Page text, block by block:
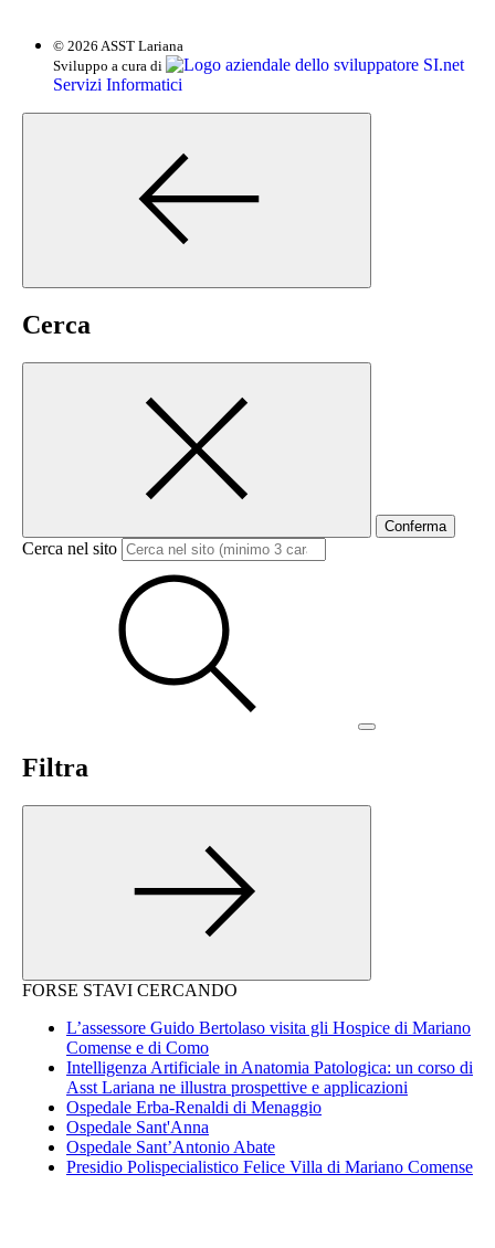
© 2026 ASST Lariana
Sviluppo a cura di
SI.net
Servizi Informatici
Cerca
Conferma
Cerca nel sito
Filtra
FORSE STAVI CERCANDO
L’assessore Guido Bertolaso visita gli Hospice di Mariano
Comense e di Como
Intelligenza Artificiale in Anatomia Patologica: un corso di
Asst Lariana ne illustra prospettive e applicazioni
Ospedale Erba-Renaldi di Menaggio
Ospedale Sant'Anna
Ospedale Sant’Antonio Abate
Presidio Polispecialistico Felice Villa di Mariano Comense